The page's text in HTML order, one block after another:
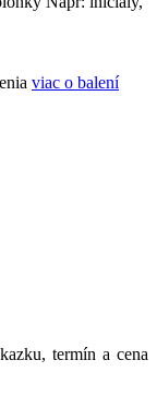
viac o balení
termín a cena